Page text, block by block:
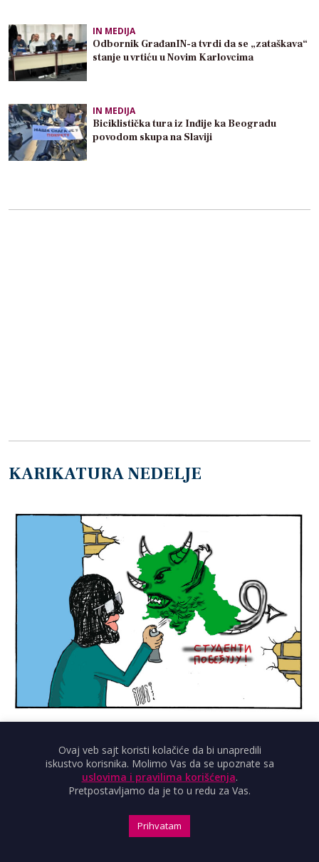
IN MEDIJA
Odbornik GrađanIN-a tvrdi da se „zataškava“
stanje u vrtiću u Novim Karlovcima
IN MEDIJA
Biciklistička tura iz Inđije ka Beogradu
povodom skupa na Slaviji
KARIKATURA NEDELJE
Ovaj veb sajt koristi kolačiće da bi unapredili
iskustvo korisnika. Molimo Vas da se upoznate sa
uslovima i pravilima korišćenja.
Pretpostavljamo da je to u redu za Vas.
Prihvatam